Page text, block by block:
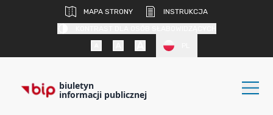
MAPA STRONY
INSTRUKCJA
biuletyn
informacji publicznej